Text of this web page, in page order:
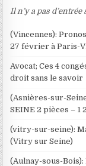
Il n’y a pas
(Vincennes):
27 février à Paris-
Avocat; Ces 4
droit sans le savoir
(Asnières-sur-
SEINE 2 pièces – 1
(vitry-sur-seine):
(Vitry sur Seine)
(Aulnay-sous-Bois):